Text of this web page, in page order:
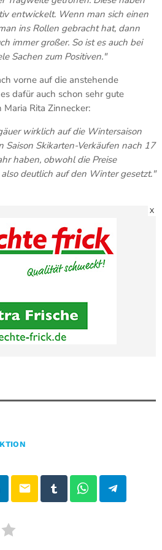
entwickelt. Wenn man sich einen
ins Rollen gebracht hat, dann
immer großer. So ist es auch bei
Sachen zum Positiven."
vorne auf die anstehende
dafür auch schon sehr gute
Rita Zinnecker:
wirklich auf die Wintersaison
Saison Skikarten-Verkäufen nach 17
haben, obwohl die Preise
deutlich auf den Winter gesetzt."
X
email